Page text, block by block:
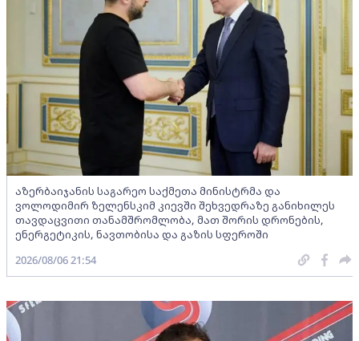
აზერბაიჯანის საგარეო საქმეთა მინისტრმა და
ვოლოდიმირ ზელენსკიმ კიევში შეხვედრაზე განიხილეს
თავდაცვითი თანამშრომლობა, მათ შორის დრონების,
ენერგეტიკის, ნავთობისა და გაზის სფეროში
2026/08/06 21:54